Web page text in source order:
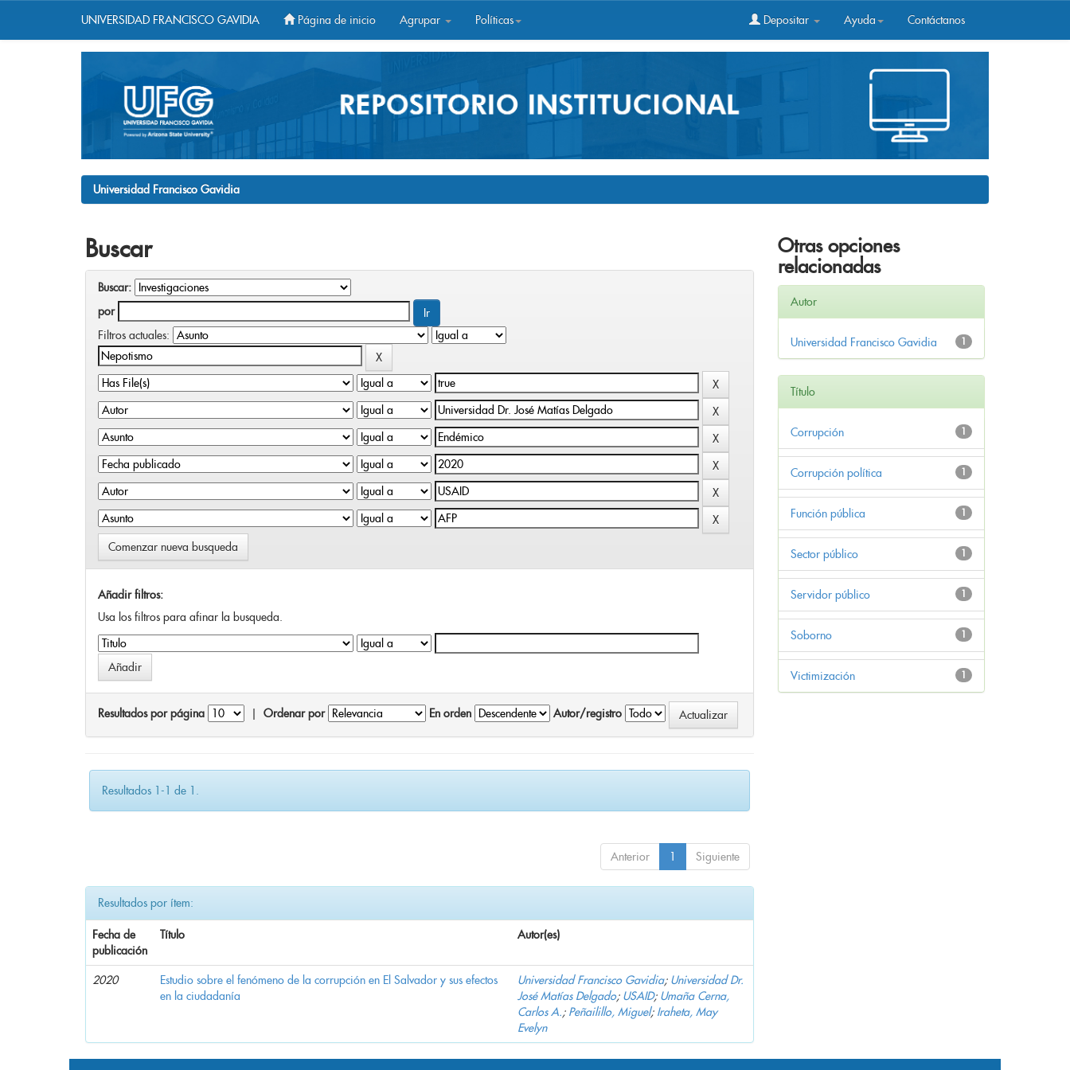
UNIVERSIDAD FRANCISCO GAVIDIA Página de inicio Agrupar Políticas Depositar Ayuda Contáctanos
Universidad Francisco Gavidia
Buscar
Buscar:
por
Filtros actuales:
Comenzar nueva busqueda
Añadir filtros:
Usa los filtros para afinar la busqueda.
Resultados por página Ordenar por En orden Autor/registro
Resultados 1-1 de 1.
Anterior 1 Siguiente
Resultados por ítem:
Fecha de
publicación
Título Autor(es)
2020
Estudio sobre el fenómeno de la corrupción en El Salvador y sus efectos
en la ciudadanía
Universidad Francisco Gavidia; Universidad Dr.
José Matías Delgado; USAID; Umaña Cerna,
Carlos A.; Peñailillo, Miguel; Iraheta, May
Evelyn
Otras opciones
relacionadas
Autor
1
Universidad Francisco Gavidia
Título
1
Corrupción
1
Corrupción política
1
Función pública
1
Sector público
1
Servidor público
1
Soborno
1
Victimización